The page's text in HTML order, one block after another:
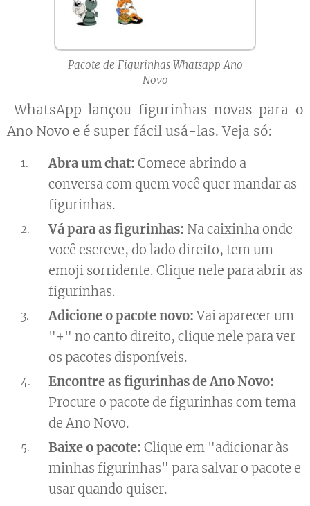
Pacote de Figurinhas Whatsapp Ano
Novo
WhatsApp lançou figurinhas novas para o
Ano Novo e é super fácil usá-las. Veja só:
Abra um chat: Comece abrindo a
conversa com quem você quer mandar as
figurinhas.
Vá para as figurinhas: Na caixinha onde
você escreve, do lado direito, tem um
emoji sorridente. Clique nele para abrir as
figurinhas.
Adicione o pacote novo:Vai aparecer um
"+" no canto direito, clique nele para ver
os pacotes disponíveis.
Encontre as figurinhas de Ano Novo:
Procure o pacote de figurinhas com tema
de Ano Novo.
Baixe o pacote: Clique em "adicionar às
minhas figurinhas" para salvar o pacote e
usar quando quiser.